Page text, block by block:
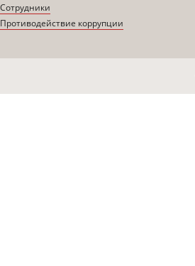
Сотрудники
Противодействие коррупции